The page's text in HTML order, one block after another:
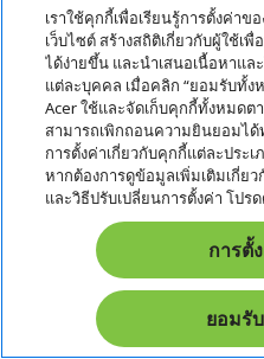
Intel® Core™ 5
NVIDIA® GeForce RTX™
GPU
15.6 inch Full HD IPS
rate
RAM 16GB DDR4 , SSD
RGB Keyboard
Warranty (Local) : 3
Warranty
เราใช้คุกกี้เพื่อเรียนรู้การตั้งค่าข
เว็บไซต์ สร้างสถิติเกี่ยวกับผู้ใช้เพื่
ได้ง่ายขึ้น และนำเสนอเนื้อหาแ
แต่ละบุคคล เมื่อคลิก “ยอมรับทั้
Acer ใช้และจัดเก็บคุกกี้ทั้งหมด
สามารถเพิกถอนความยินยอมไ
การตั้งค่าเกี่ยวกับคุกกี้แต่ละประ
หากต้องการดูข้อมูลเพิ่มเติมเกี่ย
และวิธีปรับเปลี่ยนการตั้งค่า โปร
การตั้
ยอมรั